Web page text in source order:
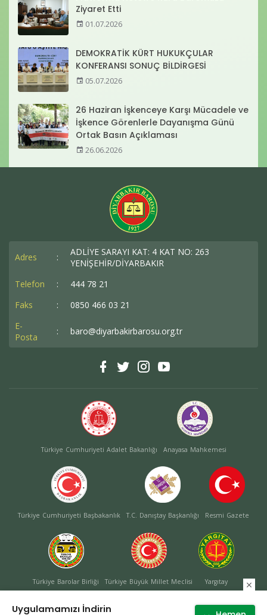
Uygulamamızı İndirin
Ziyaret Etti
01.07.2026
DEMOKRATİK KÜRT HUKUKÇULAR
KONFERANSI SONUÇ BİLDİRGESİ
05.07.2026
26 Haziran İşkenceye Karşı Mücadele ve
İşkence Görenlerle Dayanışma Günü
Ortak Basın Açıklaması
26.06.2026
Adres :
ADLİYE SARAYI KAT: 4 KAT NO: 263
YENİŞEHİR/DİYARBAKIR
Telefon
:
444 78 21
Faks
:
0850 466 03 21
E-
Posta
: baro@diyarbakirbarosu.org.tr
Türkiye Cumhuriyeti Adalet Bakanlığı Anayasa Mahkemesi
Türkiye Cumhuriyeti Başbakanlık T.C. Danıştay Başkanlığı Resmi Gazete
Türkiye Barolar Birliği Türkiye Büyük Millet Meclisi Yargıtay